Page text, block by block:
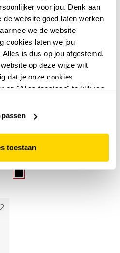
voor jou. Denk aan
de website goed laten werken
we de website
cookies laten we jou
is dus op jou afgestemd.
op deze wijze wilt
dat je onze cookies
op "Alles toestaan" te klikken.
toestaan
sale
Osaga meisjes
sportschoenen paars
roze15